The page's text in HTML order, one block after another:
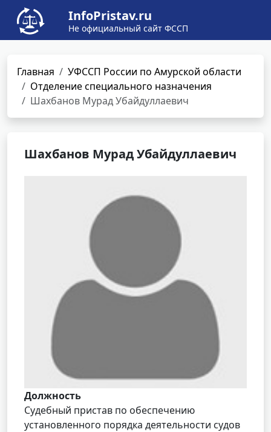
InfoPristav.ru
Не официальный сайт ФССП
Главная
УФССП России по Амурской области
Отделение специального назначения
Шахбанов Мурад Убайдуллаевич
Шахбанов Мурад Убайдуллаевич
Должность
Судебный пристав по обеспечению
установленного порядка деятельности судов